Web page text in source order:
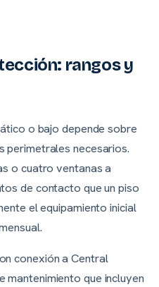
rangos y
o bajo depende sobre
perimetrales necesarios.
o cuatro ventanas a
de contacto que un piso
el equipamiento inicial
conexión a Central
que incluyen